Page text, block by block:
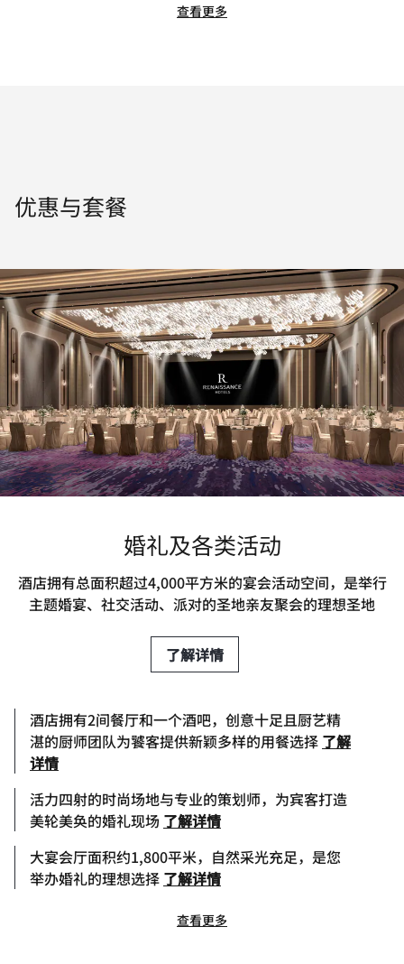
查看更多
优惠与套餐
婚礼及各类活动
酒店拥有总面积超过4,000平方米的宴会活动空间，是举行
主题婚宴、社交活动、派对的圣地亲友聚会的理想圣地
了解详情
酒店拥有2间餐厅和一个酒吧，创意十足且厨艺精
湛的厨师团队为饕客提供新颖多样的用餐选择 了解
详情
活力四射的时尚场地与专业的策划师，为宾客打造
美轮美奂的婚礼现场 了解详情
大宴会厅面积约1,800平米，自然采光充足，是您
举办婚礼的理想选择 了解详情
查看更多